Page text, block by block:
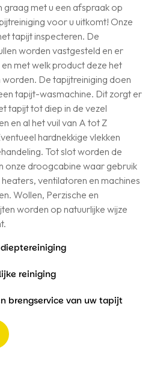
graag met u een afspraak op
voor u uitkomt! Onze
tapijt inspecteren. De
worden vastgesteld en er
met welk product deze het
De tapijtreiniging doen
tapijt-wasmachine. Dit zorgt er
tapijt tot diep in de vezel
en al het vuil van A tot Z
hardnekkige vlekken
Tot slot worden de
onze droogcabine waar gebruik
ventilatoren en machines
Wollen, Perzische en
worden op natuurlijke wijze
dieptereiniging
reiniging
brengservice van uw tapijt